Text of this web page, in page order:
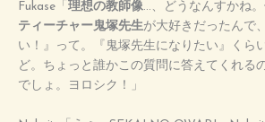
Fukase「 理想の教師像…、どうなんすかね
ティーチャー鬼塚先生が大好きだったんで
い！』って。『鬼塚先生になりたい』くら
ど。ちょっと誰かこの質問に答えてくれる
でしょ。ヨロシク！」